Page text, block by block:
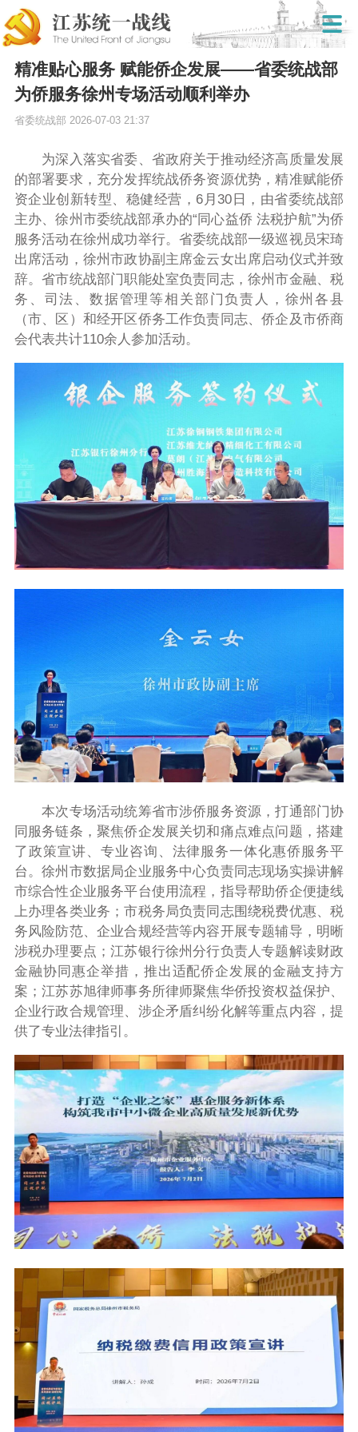
精准贴心服务 赋能侨企发展——省委统战部
为侨服务徐州专场活动顺利举办
省委统战部 2026-07-03 21:37
为深入落实省委、省政府关于推动经济高质量发展
的部署要求，充分发挥统战侨务资源优势，精准赋能侨
资企业创新转型、稳健经营，6月30日，由省委统战部
主办、徐州市委统战部承办的“同心益侨 法税护航”为侨
服务活动在徐州成功举行。省委统战部一级巡视员宋琦
出席活动，徐州市政协副主席金云女出席启动仪式并致
辞。省市统战部门职能处室负责同志，徐州市金融、税
务、司法、数据管理等相关部门负责人，徐州各县
（市、区）和经开区侨务工作负责同志、侨企及市侨商
会代表共计110余人参加活动。
本次专场活动统筹省市涉侨服务资源，打通部门协
同服务链条，聚焦侨企发展关切和痛点难点问题，搭建
了政策宣讲、专业咨询、法律服务一体化惠侨服务平
台。徐州市数据局企业服务中心负责同志现场实操讲解
市综合性企业服务平台使用流程，指导帮助侨企便捷线
上办理各类业务；市税务局负责同志围绕税费优惠、税
务风险防范、企业合规经营等内容开展专题辅导，明晰
涉税办理要点；江苏银行徐州分行负责人专题解读财政
金融协同惠企举措，推出适配侨企发展的金融支持方
案；江苏苏旭律师事务所律师聚焦华侨投资权益保护、
企业行政合规管理、涉企矛盾纠纷化解等重点内容，提
供了专业法律指引。